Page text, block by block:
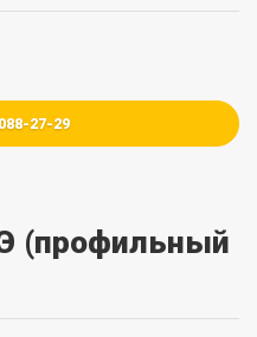
27-29
(профильный